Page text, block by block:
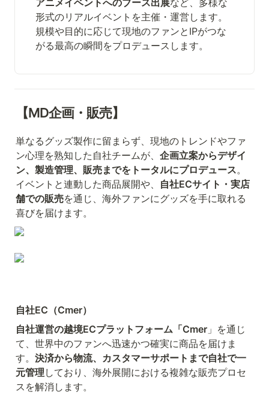
アニメイベントへのブース出展など、多様な
形式のリアルイベントを主催・運営します。
規模や目的に応じて現地のファンとIPがつな
がる最高の瞬間をプロデュースします。
【MD企画・販売】
単なるグッズ製作に留まらず、現地のトレンドやファ
ン心理を熟知した自社チームが、 企画立案からデザイ
ン、製造管理、販売までをトータルにプロデュース。
イベントと連動した商品展開や、 自社ECサイト・実店
舗での販売を通じ、海外ファンにグッズを手に取れる
喜びを届けます。
自社EC（Cmer）
自社運営の越境ECプラットフォーム「Cmer 」を通じ
て、世界中のファンへ迅速かつ確実に商品を届けま
す。 決済から物流、カスタマーサポートまで自社で一
元管理 しており、海外展開における複雑な販売プロセ
スを解消します。